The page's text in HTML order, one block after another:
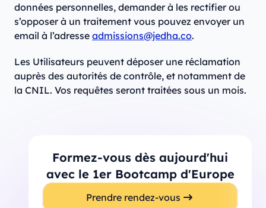
données personnelles, demander à les rectifier ou
s’opposer à un traitement vous pouvez envoyer un
email à l’adresse admissions@jedha.co.
Les Utilisateurs peuvent déposer une réclamation
auprès des autorités de contrôle, et notamment de
la CNIL. Vos requêtes seront traitées sous un mois.
Formez-vous dès aujourd'hui
avec le 1er Bootcamp d'Europe
Prendre rendez-vous